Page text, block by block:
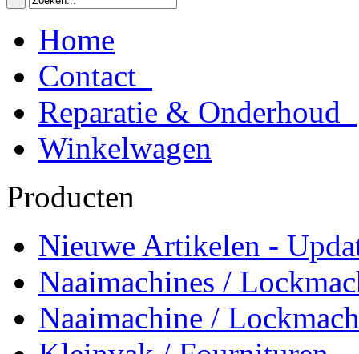
Home
Contact
Reparatie & Onderhoud
Winkelwagen
Producten
Nieuwe Artikelen -
Naaimachines /
Naaimachine /